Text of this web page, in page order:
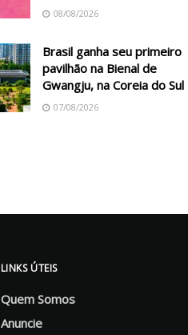
08/08/2026
Brasil ganha seu primeiro
pavilhão na Bienal de
Gwangju, na Coreia do Sul
07/08/2026
LINKS ÚTEIS
Quem Somos
Anuncie